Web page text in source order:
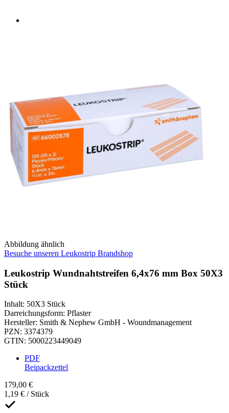
Abbildung ähnlich
Besuche unseren Leukostrip Brandshop
Leukostrip Wundnahtstreifen 6,4x76 mm Box 50X3
Stück
Inhalt: 50X3 Stück
Darreichungsform: Pflaster
Hersteller: Smith & Nephew GmbH - Woundmanagement
PZN: 3374379
GTIN: 5000223449049
PDF
Beipackzettel
179,00 €
1,19 € / Stück